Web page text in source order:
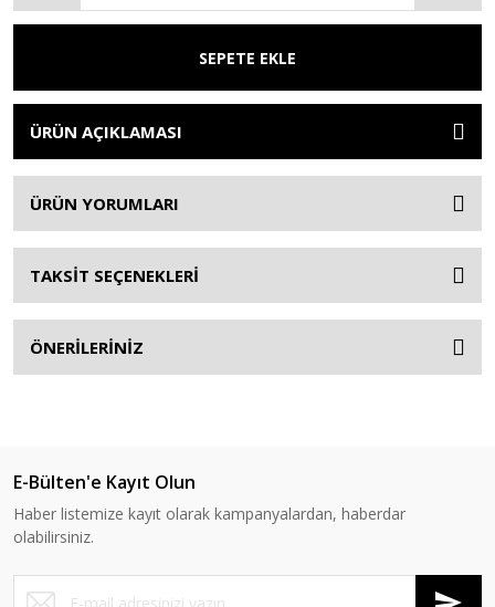
SEPETE EKLE
ÜRÜN AÇIKLAMASI
ÜRÜN YORUMLARI
TAKSİT SEÇENEKLERİ
ÖNERİLERİNİZ
E-Bülten'e Kayıt Olun
Haber listemize kayıt olarak kampanyalardan, haberdar
olabilirsiniz.